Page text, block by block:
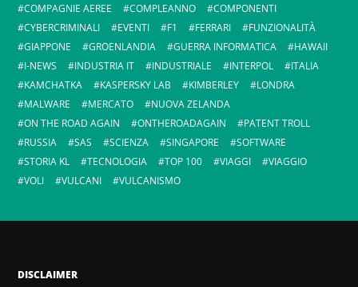
COMPAGNIE AEREE
COMPLEANNO
COMPONENTI
CYBERCRIMINALI
EVENTI F1 FERRARI
FUNZIONALITÀ
GIAPPONE
GROENLANDIA GUERRA INFORMATICA
HAWAII
I-NEWS
INDUSTRIA IT INDUSTRIALE INTERPOL
ITALIA
KAMCHATKA
KASPERSKY LAB KIMBERLEY
LONDRA
MALWARE
MERCATO
NUOVA ZELANDA
ON THE ROAD AGAIN
ONTHEROADAGAIN
PATENT TROLL
RUSSIA
SAS SCIENZA SINGAPORE
SOFTWARE
STORIA KL
TECNOLOGIA TOP 100 VIAGGI
VIAGGIO
VOLI
VULCANI VULCANISMO
DISCLAIMER